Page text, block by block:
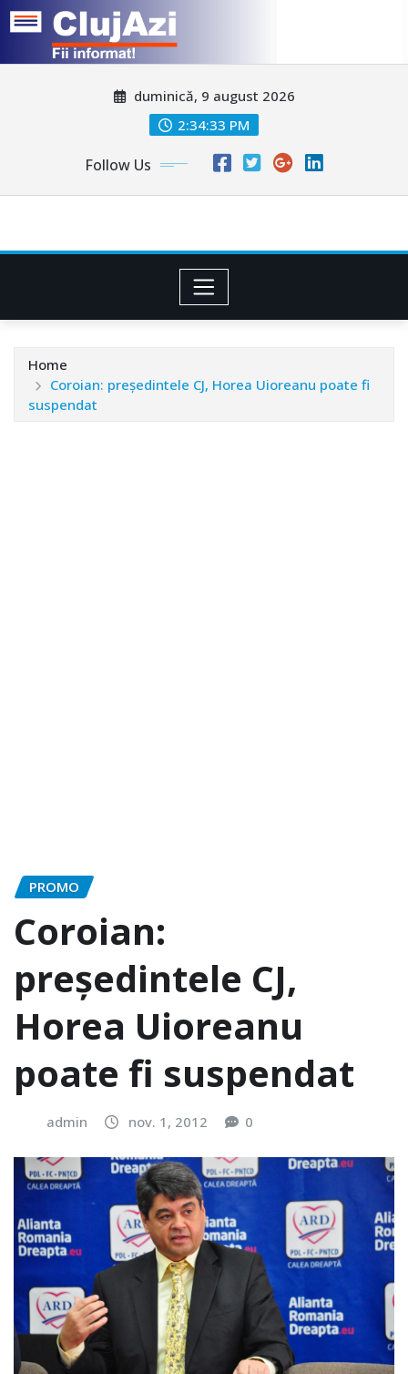
duminică, 9 august 2026
2:34:36 PM
Follow Us
Home
Coroian: președintele CJ, Horea Uioreanu poate fi
suspendat
PROMO
Coroian:
președintele CJ,
Horea Uioreanu
poate fi suspendat
admin nov. 1, 2012 0